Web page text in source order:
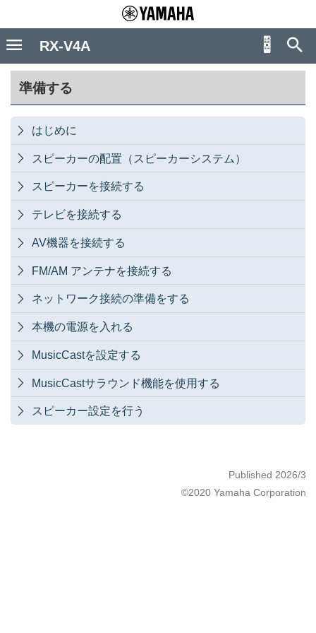
準備する
 はじめに
 スピーカーの配置（スピーカーシステム）
 スピーカーを接続する
 テレビを接続する
 AV機器を接続する
 FM/AM アンテナを接続する
 ネットワーク接続の準備をする
 本機の電源を入れる
 MusicCastを設定する
 MusicCastサラウンド機能を使用する
 スピーカー設定を行う
Published 2026/3
©2020 Yamaha Corporation
RX-V4A